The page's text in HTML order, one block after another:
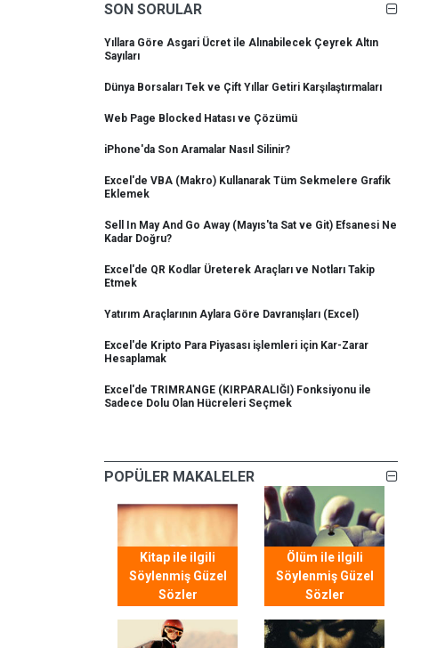
SON SORULAR
Yıllara Göre Asgari Ücret ile Alınabilecek Çeyrek Altın
Sayıları
Dünya Borsaları Tek ve Çift Yıllar Getiri Karşılaştırmaları
Web Page Blocked Hatası ve Çözümü
iPhone'da Son Aramalar Nasıl Silinir?
Excel'de VBA (Makro) Kullanarak Tüm Sekmelere Grafik
Eklemek
Sell In May And Go Away (Mayıs'ta Sat ve Git) Efsanesi Ne
Kadar Doğru?
Excel'de QR Kodlar Üreterek Araçları ve Notları Takip
Etmek
Yatırım Araçlarının Aylara Göre Davranışları (Excel)
Excel'de Kripto Para Piyasası işlemleri için Kar-Zarar
Hesaplamak
Excel'de TRIMRANGE (KIRPARALIĞI) Fonksiyonu ile
Sadece Dolu Olan Hücreleri Seçmek
POPÜLER MAKALELER
Kitap ile ilgili
Söylenmiş Güzel
Sözler
Ölüm ile ilgili
Söylenmiş Güzel
Sözler